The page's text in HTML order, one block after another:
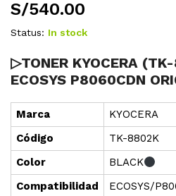
S/540.00
Status: In stock
▷TONER KYOCERA
ECOSYS P8060CDN
Marca
KYOCERA
Código
TK-8802K
Color
BLACK
Compatibilidad
ECOSYS/